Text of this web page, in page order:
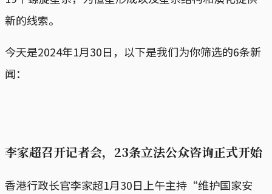
新的线索。
今天是2024年1月30日，以下是我们为你筛选的6条新
闻：
李家超召开记者会，23条立法公众咨询正式开始
香港行政长官李家超1月30日上午主持“维护国家安